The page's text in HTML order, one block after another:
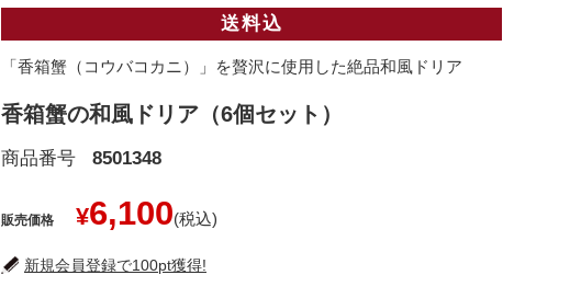
送料込
「香箱蟹（コウバコカニ）」を贅沢に使用した絶品和風ドリア
香箱蟹の和風ドリア（6個セット）
商品番号 8501348
販売価格 ¥6,100
新規会員登録で100pt獲得!